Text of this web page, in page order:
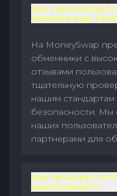
Как
безналичных
На MoneySwap
обменники с
отзывами
тщательную
нашим
безопасности. Мы
наших
партнерами для
Как произвести
криптовалют?